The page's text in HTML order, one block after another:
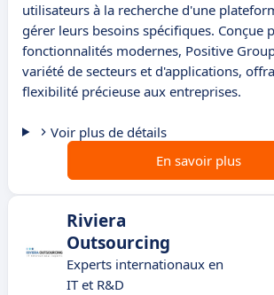
utilisateurs à la recherche d'une
gérer leurs besoins spécifiques. Conçue
fonctionnalités modernes, Positive
variété de secteurs et d'applications,
flexibilité précieuse aux entreprises.
Voir plus de détails
En savoir plus
Riviera
Outsourcing
Experts internationaux en
IT et R&D